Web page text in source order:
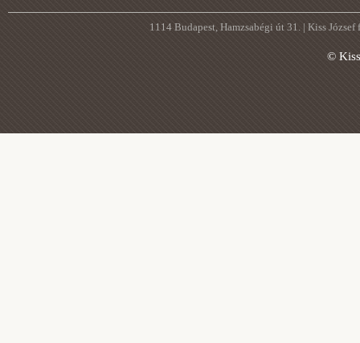
1114 Budapest, Hamzsabégi út 31. | Kiss
©